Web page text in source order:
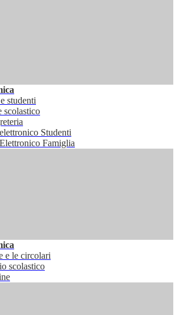
studenti
scolastico
Studenti
Famiglia
e le circolari
scolastico